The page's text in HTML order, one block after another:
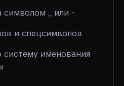
символом _ или -
и спецсимволов
именования